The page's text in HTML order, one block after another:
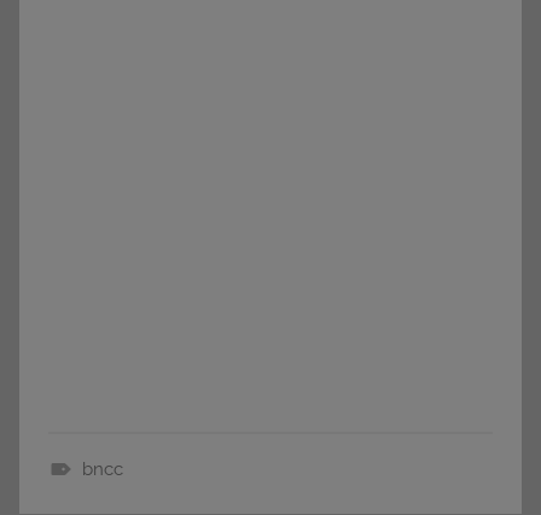
bncc